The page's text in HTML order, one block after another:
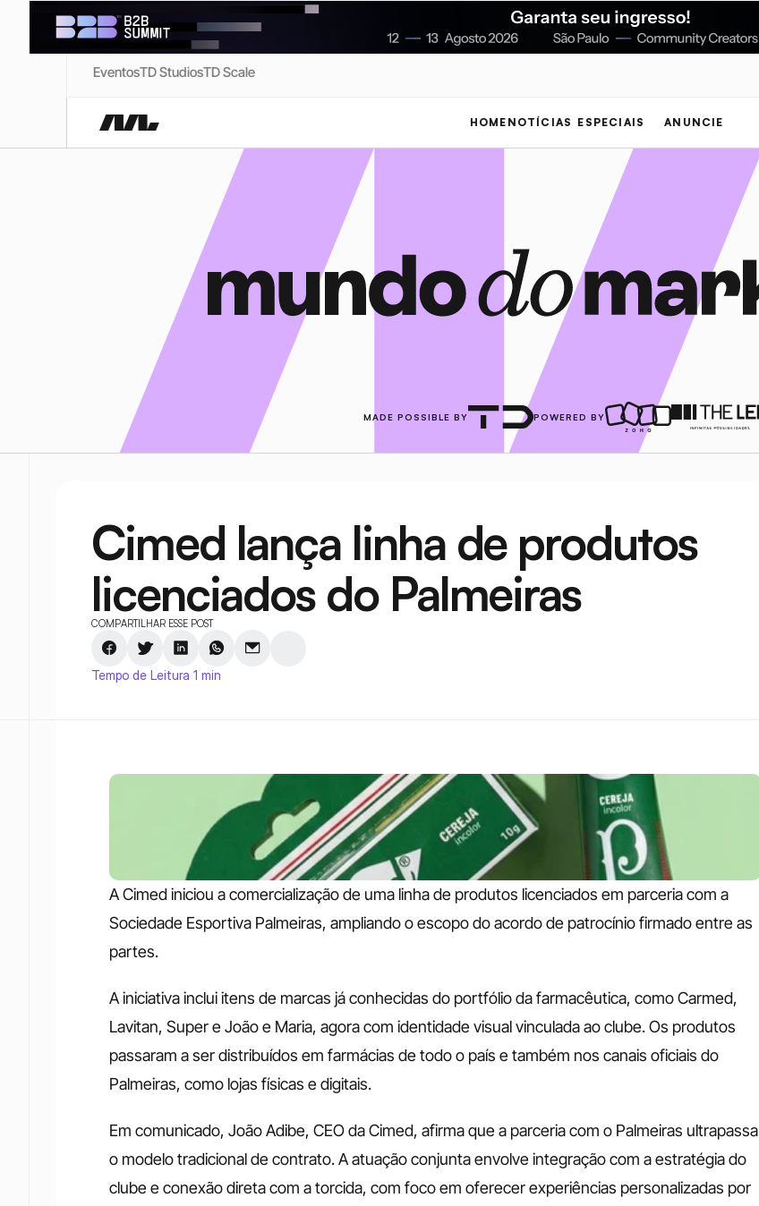
EventosTD StudiosTD Scale
HOME NOTÍCIAS ESPECIAIS ANUNCIE
MADE POSSIBLE BY POWERED BY
Cimed lança linha de produtos
licenciados do Palmeiras
COMPARTILHAR ESSE POST
Tempo de Leitura 1 min
A Cimed iniciou a comercialização de uma linha de produtos licenciados em parceria com a
Sociedade Esportiva Palmeiras, ampliando o escopo do acordo de patrocínio firmado entre as
partes.
A iniciativa inclui itens de marcas já conhecidas do portfólio da farmacêutica, como Carmed,
Lavitan, Super e João e Maria, agora com identidade visual vinculada ao clube. Os produtos
passaram a ser distribuídos em farmácias de todo o país e também nos canais oficiais do
Palmeiras, como lojas físicas e digitais.
Em comunicado, João Adibe, CEO da Cimed, afirma que a parceria com o Palmeiras ultrapassa
o modelo tradicional de contrato. A atuação conjunta envolve integração com a estratégia do
clube e conexão direta com a torcida, com foco em oferecer experiências personalizadas por